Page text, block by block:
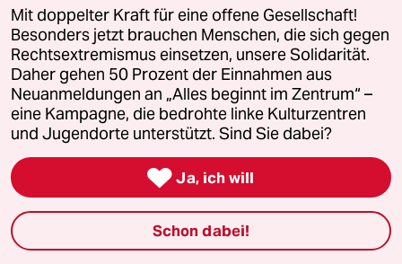
fernverbindung
klima update°
Mauerecho
Freie Rede
reingehen
Mit doppelter Kraft für eine offene Gesellschaft!
Besonders jetzt brauchen Menschen, die sich gegen
Rechtsextremismus einsetzen, unsere Solidarität.
Daher gehen 50 Prozent der Einnahmen aus
Neuanmeldungen an „Alles beginnt im Zentrum“ –
eine Kampagne, die bedrohte linke Kulturzentren
und Jugendorte unterstützt. Sind Sie dabei?
 Ja, ich will
Schon dabei!